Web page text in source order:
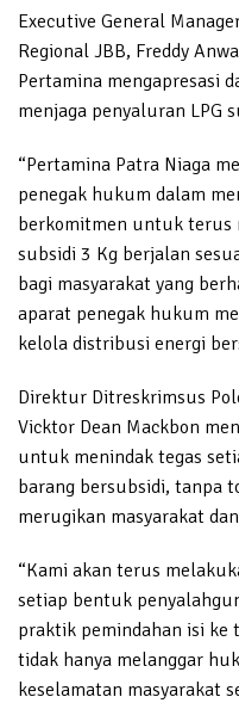
Executive General
Regional JBB, Freddy
Pertamina mengapresasi
menjaga penyaluran LPG
“Pertamina Patra Niaga
penegak hukum dalam
berkomitmen untuk terus
subsidi 3 Kg berjalan
bagi masyarakat yang
aparat penegak hukum
kelola distribusi energi
Direktur Ditreskrimsus
Vicktor Dean Mackbon
untuk menindak tegas
barang bersubsidi, tanpa
merugikan masyarakat
“Kami akan terus
setiap bentuk
praktik pemindahan isi ke
tidak hanya melanggar
keselamatan masyarakat